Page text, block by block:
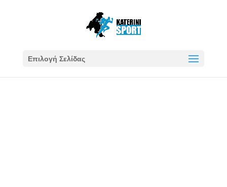
Επιλογή Σελίδας